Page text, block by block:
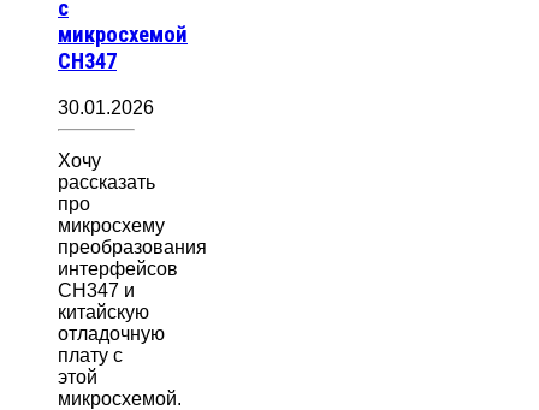
с
микросхемой
CH347
30.01.2026
Хочу
рассказать
про
микросхему
преобразования
интерфейсов
CH347 и
китайскую
отладочную
плату с
этой
микросхемой.